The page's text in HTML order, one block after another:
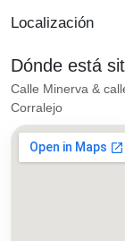
Localización
Dónde está
Calle Minerva &
Corralejo